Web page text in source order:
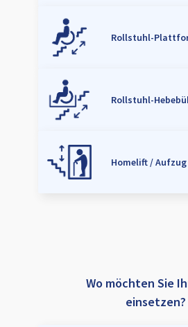
Rollstuhl-
Rollstuhl-
Homelift / Aufzug
Wo möchten Sie
einsetzen?